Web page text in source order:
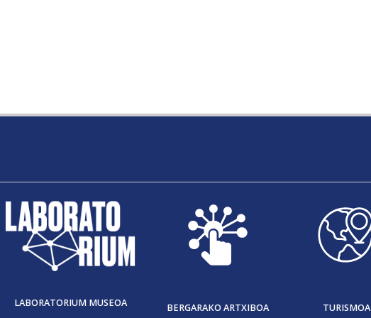
LABORATORIUM MUSEOA BERGARAKO ARTXIBOA TURISMOA